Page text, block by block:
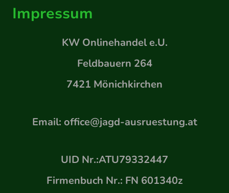
Impressum
KW Onlinehandel e.U.
Feldbauern 264
7421 Mönichkirchen
Email: office@jagd-ausruestung.at
UID Nr.:ATU79332447
Firmenbuch Nr.: FN 601340z